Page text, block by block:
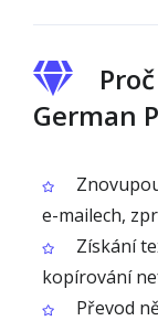
German
e-mailech,
Získání
kopírování
Převod